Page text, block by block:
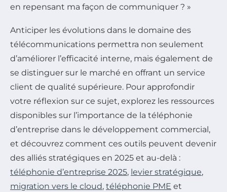
en repensant ma façon de communiquer ? »
Anticiper les évolutions dans le domaine des
télécommunications permettra non seulement
d’améliorer l’efficacité interne, mais également de
se distinguer sur le marché en offrant un service
client de qualité supérieure. Pour approfondir
votre réflexion sur ce sujet, explorez les ressources
disponibles sur l’importance de la téléphonie
d’entreprise dans le développement commercial,
et découvrez comment ces outils peuvent devenir
des alliés stratégiques en 2025 et au-delà :
téléphonie d’entreprise 2025, levier stratégique,
migration vers le cloud, téléphonie PME et